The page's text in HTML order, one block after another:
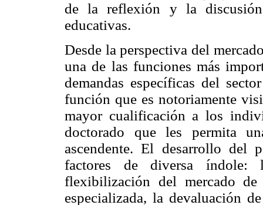
de la reflexión y la discusión
educativas.
Desde la perspectiva del
una de las funciones más
demandas específicas del
función que es notoriamente
mayor cualificación a los
doctorado que les permita
ascendente. El desarrollo del
factores de diversa
flexibilización del mercado
especializada, la devaluación